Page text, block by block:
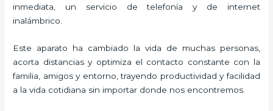
inmediata, un servicio de telefonía y de internet
inalámbrico.
Este aparato ha cambiado la vida de muchas personas,
acorta distancias y optimiza el contacto constante con la
familia, amigos y entorno, trayendo productividad y facilidad
a la vida cotidiana sin importar donde nos encontremos.